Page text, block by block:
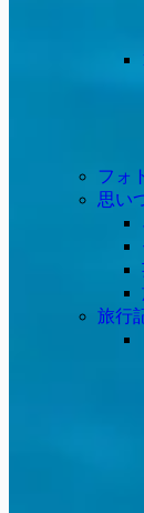
フォ
思い
旅行